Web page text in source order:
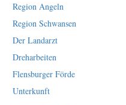
Region Angeln
Region Schwansen
Der Landarzt
Dreharbeiten
Flensburger Förde
Unterkunft